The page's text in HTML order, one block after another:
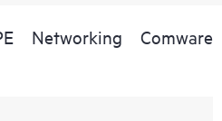
Networking Comware